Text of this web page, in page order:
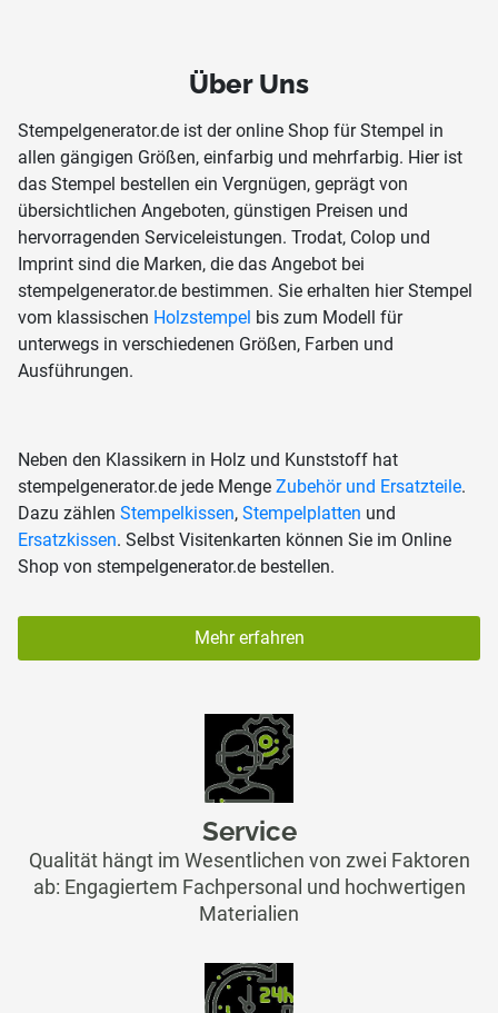
Über Uns
Stempelgenerator.de ist der online Shop für Stempel in
allen gängigen Größen, einfarbig und mehrfarbig. Hier ist
das Stempel bestellen ein Vergnügen, geprägt von
übersichtlichen Angeboten, günstigen Preisen und
hervorragenden Serviceleistungen. Trodat, Colop und
Imprint sind die Marken, die das Angebot bei
stempelgenerator.de bestimmen. Sie erhalten hier Stempel
vom klassischen Holzstempel bis zum Modell für
unterwegs in verschiedenen Größen, Farben und
Ausführungen.
Neben den Klassikern in Holz und Kunststoff hat
stempelgenerator.de jede Menge Zubehör und Ersatzteile.
Dazu zählen Stempelkissen, Stempelplatten und
Ersatzkissen. Selbst Visitenkarten können Sie im Online
Shop von stempelgenerator.de bestellen.
Mehr erfahren
Service
Qualität hängt im Wesentlichen von zwei Faktoren
ab: Engagiertem Fachpersonal und hochwertigen
Materialien